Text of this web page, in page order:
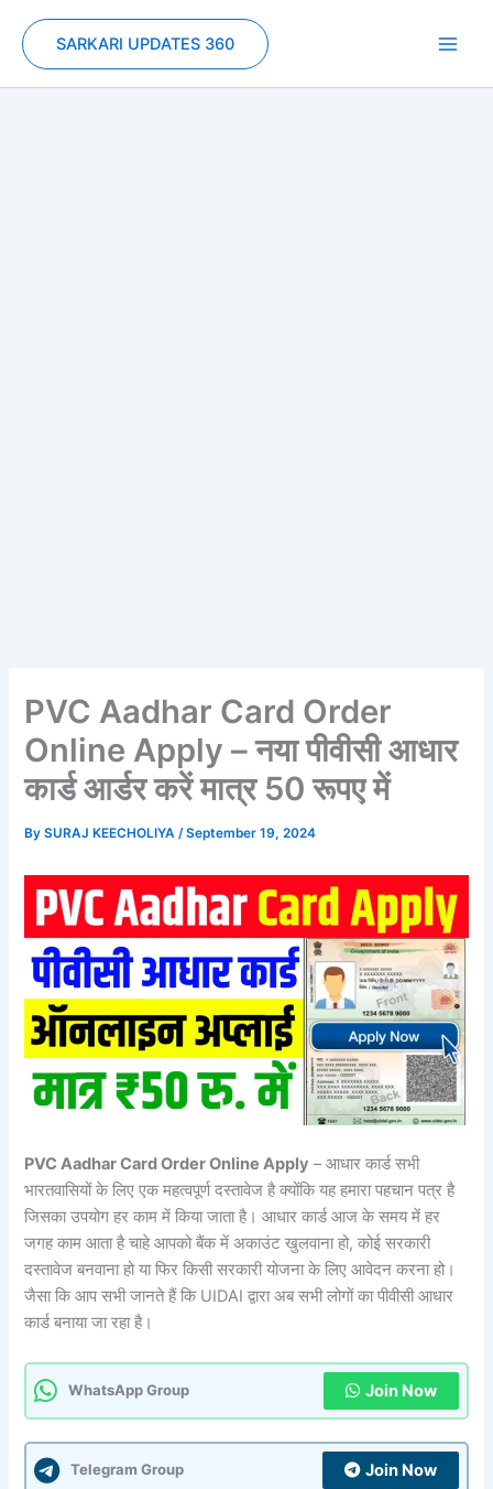
content
SARKARI UPDATES 360
PVC Aadhar Card Order
Online Apply – नया पीवीसी आधार
कार्ड आर्डर करें मात्र 50 रूपए में
BySURAJ KEECHOLIYA/September 19, 2024
PVC Aadhar Card Order Online Apply – आधार कार्ड सभी
भारतवासियों के लिए एक महत्वपूर्ण दस्तावेज है क्योंकि यह हमारा पहचान पत्र है
जिसका उपयोग हर काम में किया जाता है। आधार कार्ड आज के समय में हर
जगह काम आता है चाहे आपको बैंक में अकाउंट खुलवाना हो, कोई सरकारी
दस्तावेज बनवाना हो या फिर किसी सरकारी योजना के लिए आवेदन करना हो।
जैसा कि आप सभी जानते हैं कि UIDAI द्वारा अब सभी लोगों का पीवीसी आधार
कार्ड बनाया जा रहा है।
WhatsApp Group Join Now
Telegram Group Join Now